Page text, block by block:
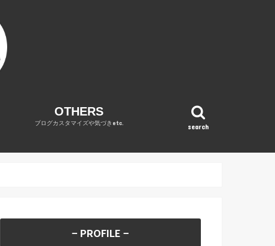
search
OTHERS
ブログカスタマイズや気づきetc.
− PROFILE −